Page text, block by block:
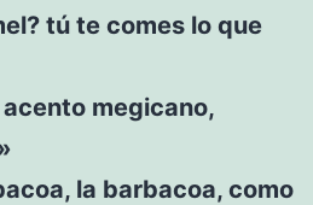
tú te comes lo que
megicano,
la barbacoa, como